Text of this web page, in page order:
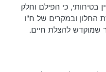
בטיחותי, כי הפילם וחלק
החלון ובמקרים של ח"ו
שמוקדש להצלת חיים.